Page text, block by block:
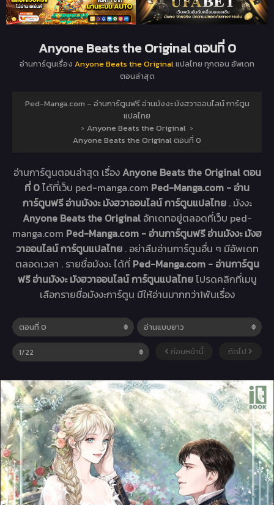
Anyone Beats the Original ตอนที่ 0
อ่านการ์ตูนเรื่อง Anyone Beats the Originalแปลไทย ทุกตอน อัพเดท
ตอนล่าสุด
Ped-Manga.com – อ่านการ์ตูนฟรี อ่านมังงะ มังฮวาออนไลน์ การ์ตูน
แปลไทย
› Anyone Beats the Original ›
Anyone Beats the Original ตอนที่ 0
อ่านการ์ตูนตอนล่าสุด เรื่องAnyone Beats the Original ตอน
ที่ 0ได้ที่เว็บ ped-manga.com Ped-Manga.com - อ่าน
การ์ตูนฟรี อ่านมังงะ มังฮวาออนไลน์ การ์ตูนแปลไทย . มังงะ
Anyone Beats the Original อัทเดทอยู่ตลอดที่เว็บ ped-
manga.com Ped-Manga.com - อ่านการ์ตูนฟรี อ่านมังงะ มังฮ
วาออนไลน์ การ์ตูนแปลไทย . อย่าลืมอ่านการ์ตูนอื่น ๆ มีอัพเดท
ตลอดเวลา . รายชื่อมังงะ ได้ที่ Ped-Manga.com - อ่านการ์ตูน
ฟรี อ่านมังงะ มังฮวาออนไลน์ การ์ตูนแปลไทยโปรดคลิกที่เมนู
เลือกรายชื่อมังงะการ์ตูน มีให้อ่านมากกว่า1พันเรื่อง
ก่อนหน้านี้ ถัดไป